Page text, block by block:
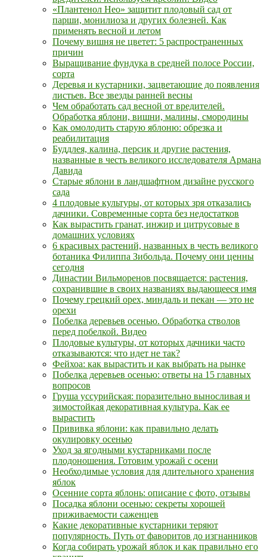
«Плантенол Нео» защитит плодовый сад от
парши, монилиоза и других болезней. Как
применять весной и летом
Почему вишня не цветет: 5 распространенных
причин
Выращивание фундука в средней полосе России,
сорта
Деревья и кустарники, зацветающие до появления
листьев. Все звезды ранней весны
Чем обработать сад весной от вредителей.
Обработка яблони, вишни, малины, смородины
Как омолодить старую яблоню: обрезка и
реабилитация
Буддлея, калина, персик и другие растения,
названные в честь великого исследователя Армана
Давида
Старые яблони в ландшафтном дизайне русского
сада
4 плодовые культуры, от которых зря отказались
дачники. Современные сорта без недостатков
Как вырастить гранат, инжир и цитрусовые в
домашних условиях
6 красивых растений, названных в честь великого
ботаника Филиппа Зибольда. Почему они ценны
сегодня
Династии Вильморенов посвящается: растения,
сохранившие в своих названиях выдающееся имя
Почему грецкий орех, миндаль и пекан — это не
орехи
Побелка деревьев осенью. Обработка стволов
перед побелкой. Видео
Плодовые культуры, от которых дачники часто
отказываются: что идет не так?
Фейхоа: как вырастить и как выбрать на рынке
Побелка деревьев осенью: ответы на 15 главных
вопросов
Груша уссурийская: поразительно выносливая и
зимостойкая декоративная культура. Как ее
вырастить
Прививка яблони: как правильно делать
окулировку осенью
Уход за ягодными кустарниками после
плодоношения. Готовим урожай с осени
Необходимые условия для длительного хранения
яблок
Осенние сорта яблонь: описание с фото, отзывы
Посадка яблони осенью: секреты хорошей
приживаемости саженцев
Какие декоративные кустарники теряют
популярность. Путь от фаворитов до изгнанников
Когда собирать урожай яблок и как правильно его